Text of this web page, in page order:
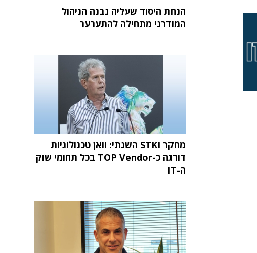
הנחת היסוד שעליה נבנה הניהול
המודרני מתחילה להתערער
מחקר STKI השנתי: וואן טכנולוגיות
דורגה כ-TOP Vendor בכל תחומי שוק
ה-IT